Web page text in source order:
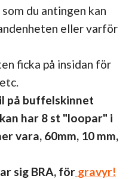
du antingen kan
eller varför
ficka på insidan för
på buffelskinnet
har 8 st "loopar" i
vara, 60mm, 10 mm,
sig BRA, för gravyr!